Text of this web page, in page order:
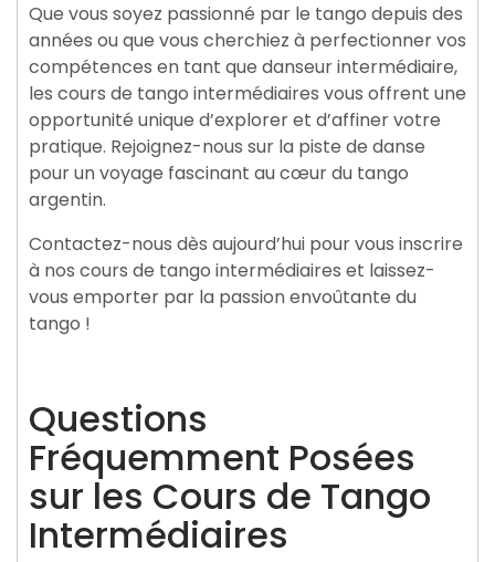
Que vous soyez passionné par le tango depuis des
années ou que vous cherchiez à perfectionner vos
compétences en tant que danseur intermédiaire,
les cours de tango intermédiaires vous offrent une
opportunité unique d’explorer et d’affiner votre
pratique. Rejoignez-nous sur la piste de danse
pour un voyage fascinant au cœur du tango
argentin.
Contactez-nous dès aujourd’hui pour vous inscrire
à nos cours de tango intermédiaires et laissez-
vous emporter par la passion envoûtante du
tango !
Questions
Fréquemment Posées
sur les Cours de Tango
Intermédiaires